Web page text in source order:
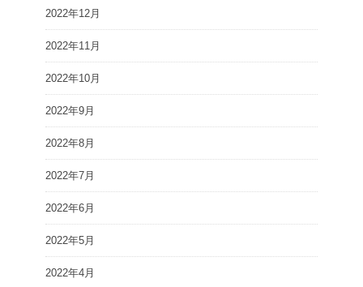
2022年12月
2022年11月
2022年10月
2022年9月
2022年8月
2022年7月
2022年6月
2022年5月
2022年4月